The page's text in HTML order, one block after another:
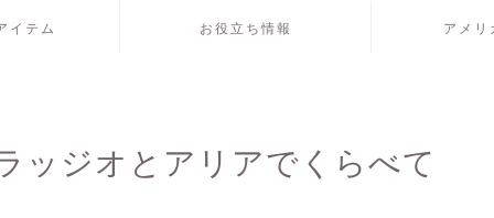
イテム お役立ち情報 アメリ
ッジオとアリアでくらべて